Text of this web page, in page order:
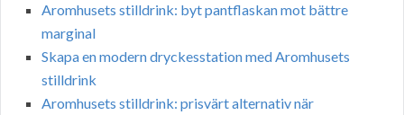
Aromhusets stilldrink: byt pantflaskan mot bättre
marginal
Skapa en modern dryckesstation med Aromhusets
stilldrink
Aromhusets stilldrink: prisvärt alternativ när